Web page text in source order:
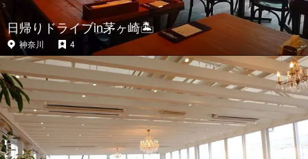
日帰りドライブin茅ヶ崎🏝
神奈川 4